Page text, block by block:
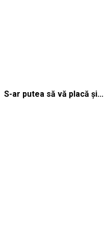
S-ar putea să vă placă și...